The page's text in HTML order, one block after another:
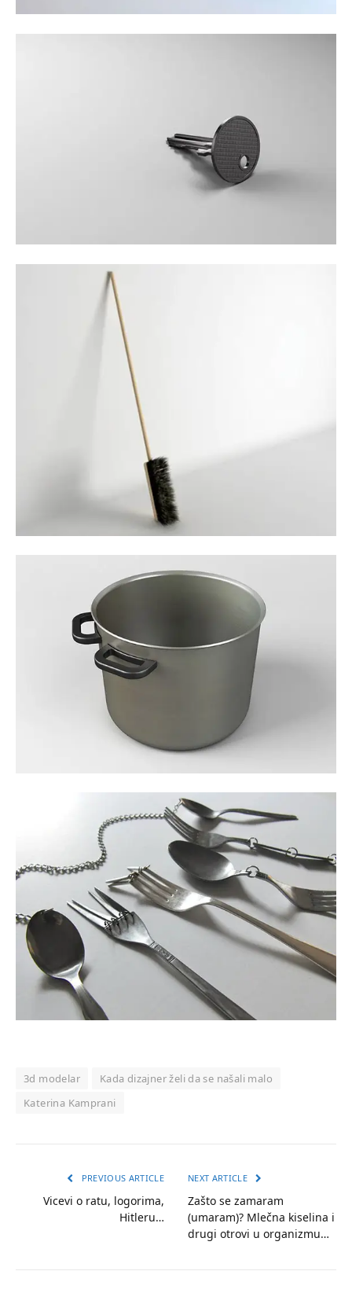
3d modelar
Kada dizajner želi da se našali malo
Katerina Kamprani
PREVIOUS ARTICLE
Vicevi o ratu, logorima,
Hitleru…
NEXT ARTICLE
Zašto se zamaram
(umaram)? Mlečna kiselina i
drugi otrovi u organizmu…